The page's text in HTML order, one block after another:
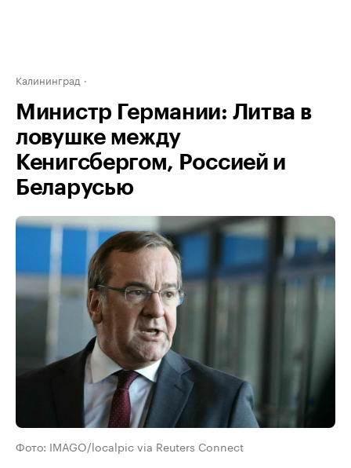
Калининград
Министр Германии: Литва в
ловушке между
Кенигсбергом, Россией и
Беларусью
Фото: IMAGO/localpic via Reuters Connect